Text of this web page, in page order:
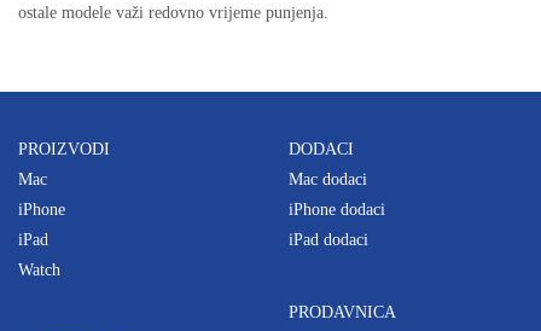
ostale modele važi redovno vrijeme punjenja.
PROIZVODI
Mac
iPhone
iPad
Watch
DODACI
Mac dodaci
iPhone dodaci
iPad dodaci
PRODAVNICA